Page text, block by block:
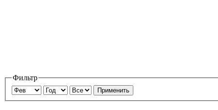
Фильтр
Применить